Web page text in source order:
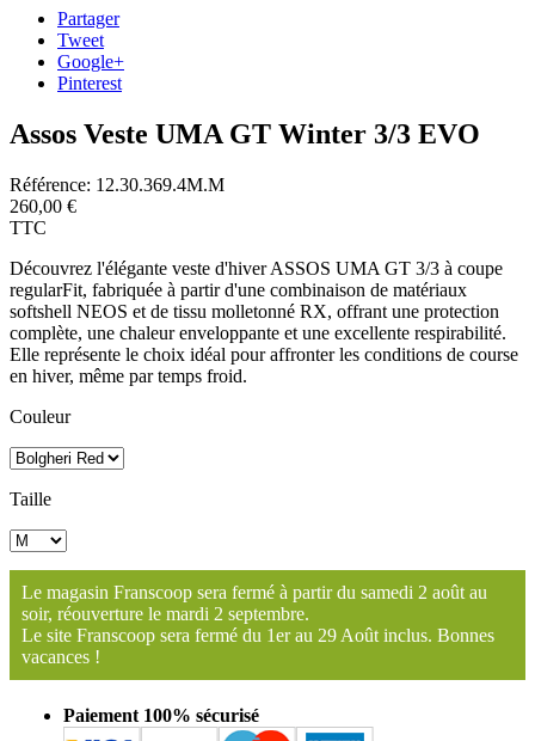
Partager
Tweet
Google+
Pinterest
Assos Veste UMA GT Winter 3/3 EVO
Référence: 12.30.369.4M.M
260,00 €
TTC
Découvrez l'élégante veste d'hiver ASSOS UMA GT 3/3 à coupe
regularFit, fabriquée à partir d'une combinaison de matériaux
softshell NEOS et de tissu molletonné RX, offrant une protection
complète, une chaleur enveloppante et une excellente respirabilité.
Elle représente le choix idéal pour affronter les conditions de course
en hiver, même par temps froid.
Couleur
Taille
Le magasin Franscoop sera fermé à partir du samedi 2 août au
soir, réouverture le mardi 2 septembre.
Le site Franscoop sera fermé du 1er au 29 Août inclus. Bonnes
vacances !
Paiement 100% sécurisé